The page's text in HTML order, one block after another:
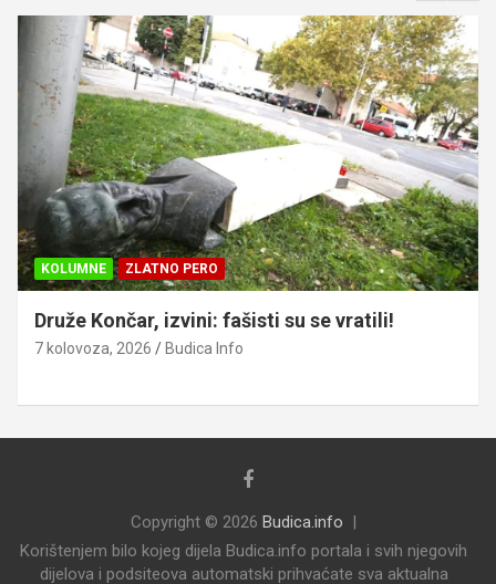
KOLUMNE ZLATNO PERO
Druže Končar, izvini: fašisti su se vratili!
7 kolovoza, 2026 Budica Info
Copyright © 2026 Budica.info
Korištenjem bilo kojeg dijela Budica.info portala i svih njegovih
dijelova i podsiteova automatski prihvaćate sva aktualna